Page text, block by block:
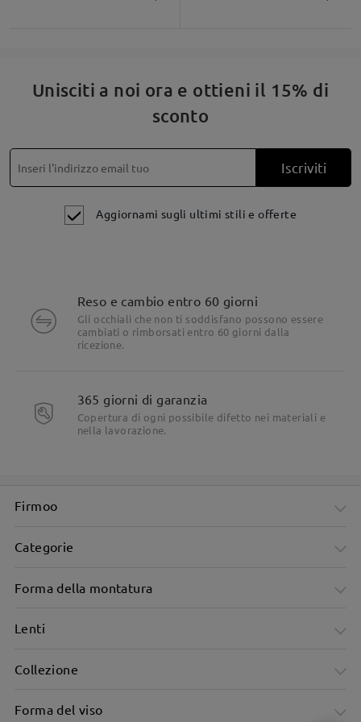
Unisciti a noi ora e ottieni il 15% di
sconto
Iscriviti
Aggiornami sugli ultimi stili e offerte
Reso e cambio entro 60 giorni
Gli occhiali che non ti soddisfano possono essere
cambiati o rimborsati entro 60 giorni dalla
ricezione.
365 giorni di garanzia
Copertura di ogni possibile difetto nei materiali e
nella lavorazione.
Firmoo
Categorie
Forma della montatura
Lenti
Collezione
Forma del viso